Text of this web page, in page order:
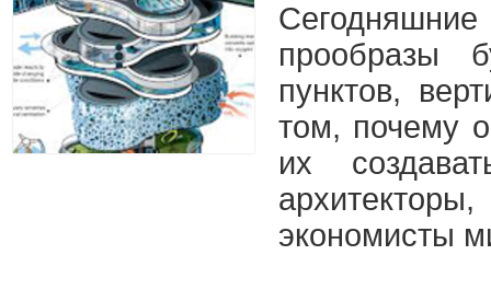
прообразы
пунктов,
том, почему
их
экономисты